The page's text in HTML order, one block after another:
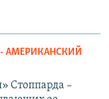
- АМЕРИКАНСКИЙ
Стоппарда –